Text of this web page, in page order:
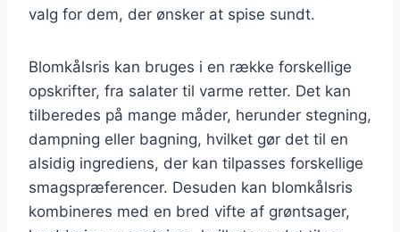
valg for dem, der ønsker at spise sundt.
Blomkålsris kan bruges i en række forskellige
opskrifter, fra salater til varme retter. Det kan
tilberedes på mange måder, herunder stegning,
dampning eller bagning, hvilket gør det til en
alsidig ingrediens, der kan tilpasses forskellige
smagspræferencer. Desuden kan blomkålsris
kombineres med en bred vifte af grøntsager,